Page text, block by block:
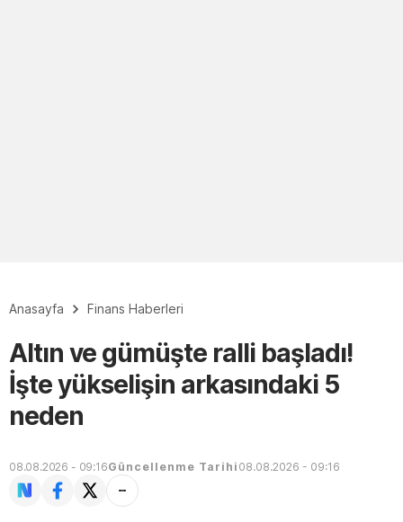
Anasayfa Finans Haberleri
Altın ve gümüşte ralli başladı!
İşte yükselişin arkasındaki 5
neden
08.08.2026 - 09:16Güncellenme Tarihi 08.08.2026 - 09:16